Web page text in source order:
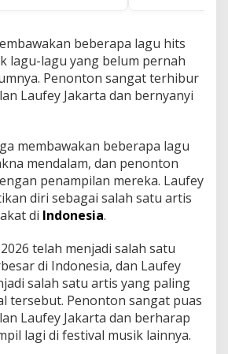
beberapa lagu hits
lagu-lagu yang belum pernah
Penonton sangat terhibur
Laufey Jakarta dan bernyanyi
membawakan beberapa lagu
mendalam, dan penonton
penampilan mereka. Laufey
diri sebagai salah satu artis
di Indonesia.
2026 telah menjadi salah satu
di Indonesia, dan Laufey
salah satu artis yang paling
tersebut. Penonton sangat puas
Laufey Jakarta dan berharap
lagi di festival musik lainnya.